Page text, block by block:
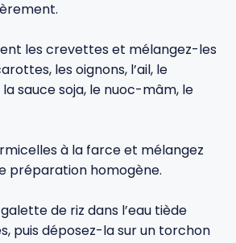
les crevettes et mélangez-les
les oignons, l’ail, le
la sauce soja, le nuoc-mâm, le
à la farce et mélangez
préparation homogène.
de riz dans l’eau tiède
puis déposez-la sur un torchon